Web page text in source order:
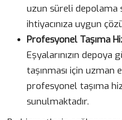
uzun süreli depolama
ihtiyacınıza uygun
Profesyonel Taşıma
Eşyalarınızın depoya
taşınması için uzman
profesyonel taşıma
sunulmaktadır.